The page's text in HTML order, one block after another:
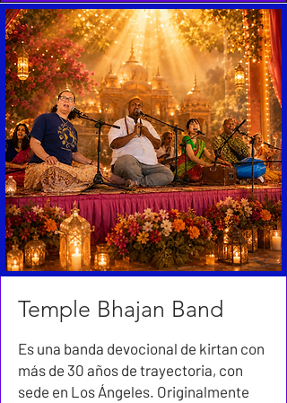
Temple Bhajan Band
Es una banda devocional de kirtan con
más de 30 años de trayectoria, con
sede en Los Ángeles. Originalmente